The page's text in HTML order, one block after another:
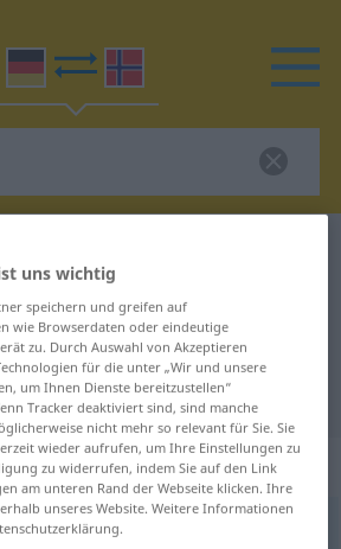
Übersetzung
Übersetzung
uns wichtig
speichern und greifen auf
wie Browserdaten oder eindeutige
zu. Durch Auswahl von Akzeptieren
für die unter „Wir und unsere
um Ihnen Dienste bereitzustellen“
Tracker deaktiviert sind, sind manche
nicht mehr so relevant für Sie. Sie
wieder aufrufen, um Ihre Einstellungen zu
zu widerrufen, indem Sie auf den Link
am unteren Rand der Webseite klicken. Ihre
unseres Website. Weitere Informationen